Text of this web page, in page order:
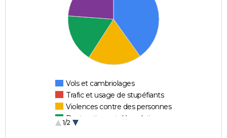
Vols et cambriolages
Trafic et usage de stupéfiants
Violences contre des personnes
Destructions et dégradations
1/2